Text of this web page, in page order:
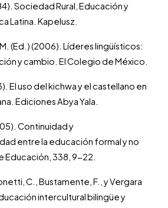
Sociedad Rural, Educación y
Latina. Kapelusz.
(Ed.) (2006). Líderes lingüísticos:
y cambio. El Colegio de México.
El uso del kichwa y el castellano en
Ediciones Abya Yala.
Continuidad y
entre la educación formal y no
Educación, 338, 9-22.
C., Bustamente, F., y Vergara
intercultural bilingüe y